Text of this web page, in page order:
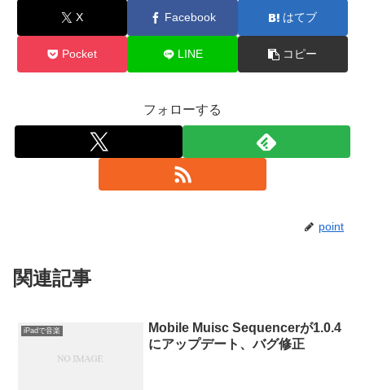
X Facebook はてブ
Pocket LINE コピー
フォローする
point
関連記事
iPadで音楽
Mobile Muisc Sequencerが1.0.4
にアップデート、バグ修正